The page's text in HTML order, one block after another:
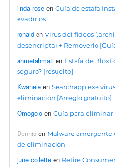
linda rose enGuía de estafa
evadirlos
ronald enVirus del fideos
desencriptar + Removerlo
ahmetahmati en Estafa de
seguro? [resuelto]
Kwanele enSearchapp.exe
eliminación [Arreglo gratuito]
Omogolo enGuía para
Dennis en Malware emergente
de eliminación
june collette en Retire